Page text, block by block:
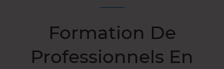
Formation De
Professionnels En